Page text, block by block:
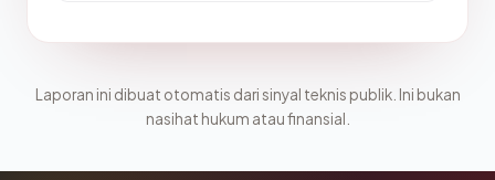
Laporan ini dibuat otomatis dari sinyal teknis publik. Ini bukan
nasihat hukum atau finansial.